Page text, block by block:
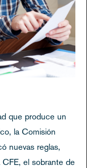
que produce un
la Comisión
nuevas reglas,
el sobrante de